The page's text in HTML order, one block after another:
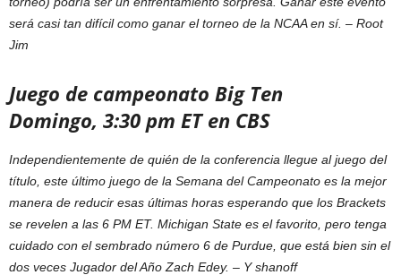
será casi tan difícil como ganar el torneo de la NCAA en sí. – Root
Jim
Juego de campeonato Big Ten
Domingo, 3:30 pm ET en CBS
Independientemente de quién de la conferencia llegue al juego del
título, este último juego de la Semana del Campeonato es la mejor
manera de reducir esas últimas horas esperando que los Brackets
se revelen a las 6 PM ET. Michigan State es el favorito, pero tenga
cuidado con el sembrado número 6 de Purdue, que está bien sin el
dos veces Jugador del Año Zach Edey. – Y shanoff